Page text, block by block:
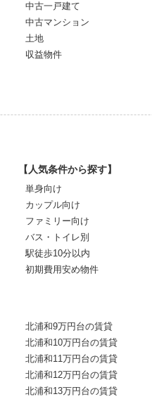
中古一戸建て
中古マンション
土地
収益物件
【人気条件から探す】
単身向け
カップル向け
ファミリー向け
バス・トイレ別
駅徒歩10分以内
初期費用安め物件
北浦和9万円台の賃貸
北浦和10万円台の賃貸
北浦和11万円台の賃貸
北浦和12万円台の賃貸
北浦和13万円台の賃貸